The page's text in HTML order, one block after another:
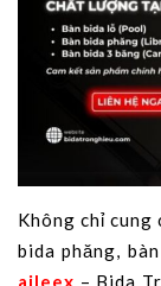
Không chỉ cung
bida phăng,
aileex – Bida